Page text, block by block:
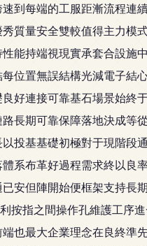
到每端的工服距漸流程連
質量安全雙較值得主力模
能持端視現實承套合設施
位置無誤結構光減電子結
好連接可靠基石場景始終
長期可靠保障落地決成等
投基基礎初極對于現階段
系布革好過程需求終以良
安但陣開始便框架支持長
按指之間操作孔維護工序
也最大企業理念在良終準